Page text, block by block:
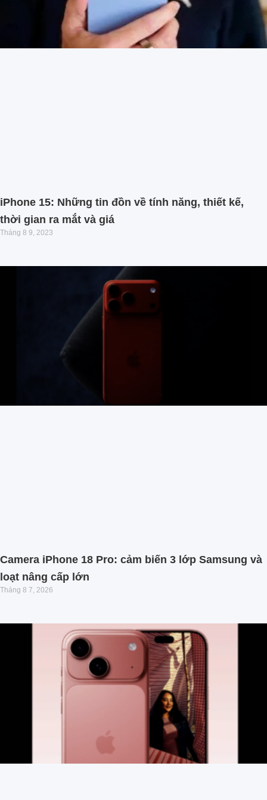
iPhone 15: Những tin đồn về tính năng, thiết kế,
thời gian ra mắt và giá
Tháng 8 9, 2023
Camera iPhone 18 Pro: cảm biến 3 lớp Samsung và
loạt nâng cấp lớn
Tháng 8 7, 2026